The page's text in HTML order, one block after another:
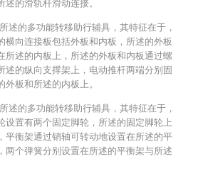
述的滑轨杆滑动连接。
述的多功能转移助行辅具，其特征在于，
横向连接板包括外板和内板，所述的外板
所述的内板上，所述的外板和内板通过螺
述的纵向支撑架上，电动推杆两端分别固
外板和所述的内板上。
述的多功能转移助行辅具，其特征在于，
设置有两个固定脚轮，所述的固定脚轮上
平衡架通过销轴可转动地设置在所述的平
两个弹簧分别设置在所述的平衡架与所述